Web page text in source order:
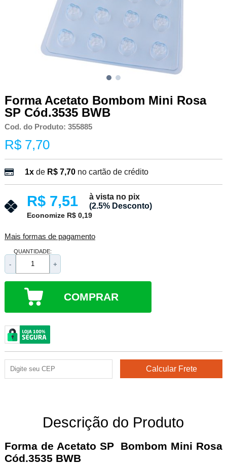
Forma Acetato Bombom Mini Rosa
SP Cód.3535 BWB
Cod. do Produto: 355885
R$ 7,70
1xde R$ 7,70 no cartão de crédito
R$ 7,51
à vista no pix
(2.5% Desconto)
Economize R$ 0,19
Mais formas de pagamento
QUANTIDADE:
- +
COMPRAR
Descrição do Produto
Forma de Acetato SP Bombom Mini Rosa
Cód.3535 BWB